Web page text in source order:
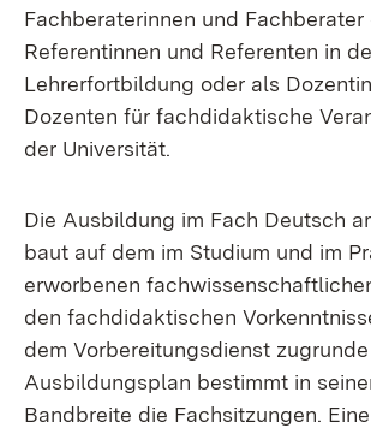
Fachberaterinnen und Fachberater
Referentinnen und Referenten in
Lehrerfortbildung oder als
Dozenten für fachdidaktische
der Universität.
Die Ausbildung im Fach Deutsch
baut auf dem im Studium und im
erworbenen
den fachdidaktischen
dem Vorbereitungsdienst
Ausbildungsplan bestimmt in
Bandbreite die Fachsitzungen. Eine